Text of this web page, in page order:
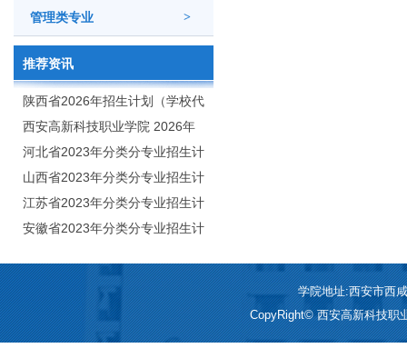
>
管理类专业
推荐资讯
陕西省2026年招生计划（学校代
码：8103）
西安高新科技职业学院 2026年
招生章程
河北省2023年分类分专业招生计
划（院校代号：1889）
山西省2023年分类分专业招生计
划（院校代号：5560）
江苏省2023年分类分专业招生计
划（院校代号：8931）
安徽省2023年分类分专业招生计
学院地址:西安市西
CopyRight© 西安高新科技职